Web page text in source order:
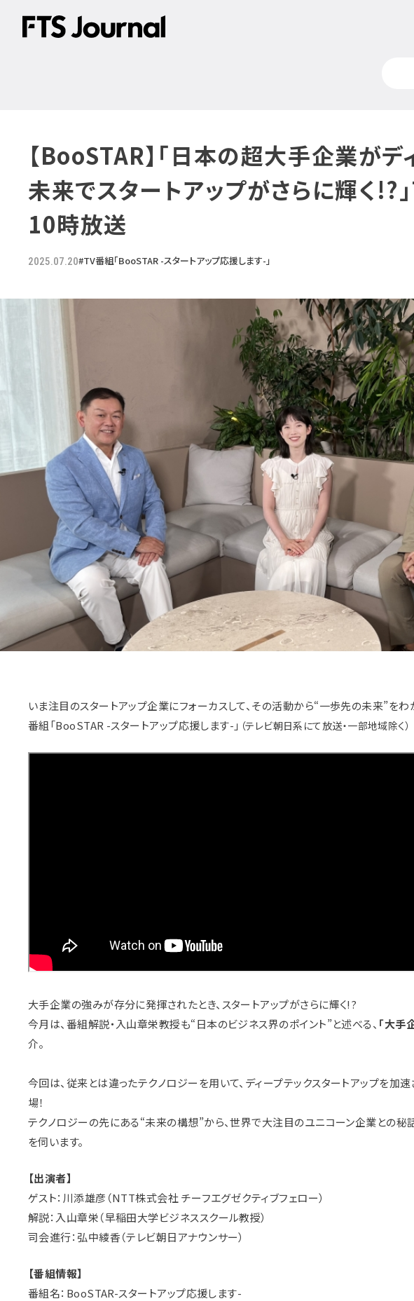
【BooSTAR】「日本の超大手企業がデ
未来でスタートアップがさらに輝く
10時放送
2025.07.20#TV番組「BooSTAR -スタートアップ応援します-」
いま注目のスタートアップ企業にフォーカスして、その活動から“一歩先の未来”をわ
番組「BooSTAR -スタートアップ応援します-」 （テレビ朝日系にて放送・一部地域除く）
大手企業の強みが存分に発揮されたとき、スタートアップがさらに輝く!?
今月は、番組解説・入山章栄教授も“日本のビジネス界のポイント”と述べる、 「大手
介。
今回は、従来とは違ったテクノロジーを用いて、ディープテックスタートアップを
場！
テクノロジーの先にある“未来の構想”から、世界で大注目のユニコーン企業との秘
を伺います。
【出演者】
ゲスト：川添雄彦（NTT株式会社 チーフエグゼクティブフェロー）
解説：入山章栄（早稲田大学ビジネススクール教授）
司会進行：弘中綾香（テレビ朝日アナウンサー）
【番組情報】
番組名：BooSTAR-スタートアップ応援します-